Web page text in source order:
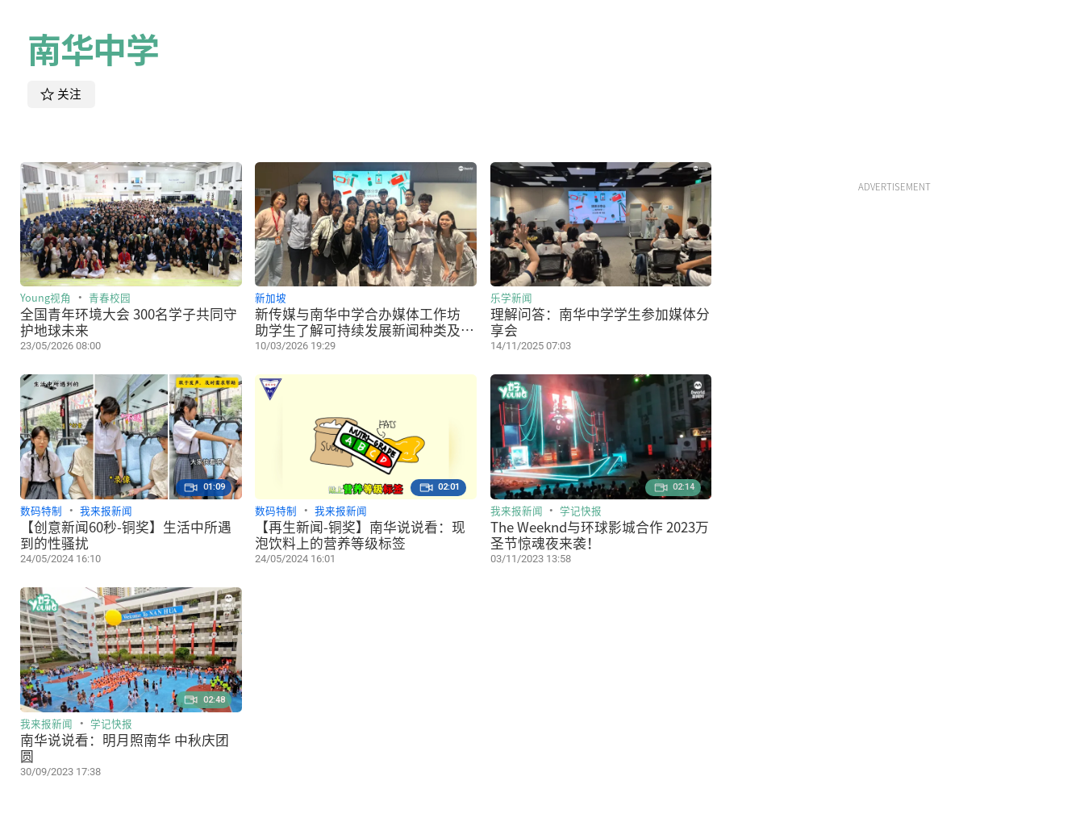
南华中学
关注
全国青年环境大会 300名学子共同守
护地球未来
Young视角 青春校园
23/05/2026 08:00
新传媒与南华中学合办媒体工作坊
助学生了解可持续发展新闻种类及报
道
新加坡
10/03/2026 19:29
理解问答：南华中学学生参加媒体分
享会
乐学新闻
14/11/2025 07:03
【创意新闻60秒-铜奖】生活中所遇
到的性骚扰
数码特制 我来报新闻
24/05/2024 16:10
01:09
【再生新闻-铜奖】南华说说看：现
泡饮料上的营养等级标签
数码特制 我来报新闻
24/05/2024 16:01
02:01
The Weeknd与环球影城合作 2023万
圣节惊魂夜来袭！
我来报新闻 学记快报
03/11/2023 13:58
02:14
南华说说看：明月照南华 中秋庆团
圆
我来报新闻 学记快报
30/09/2023 17:38
02:48
ADVERTISEMENT